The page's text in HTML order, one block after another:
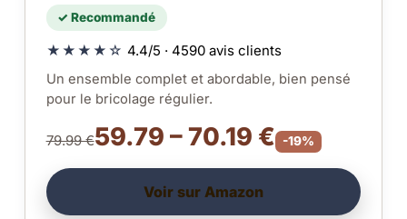
✓ Recommandé
★★★★☆ 4.4/5 · 4590 avis clients
Un ensemble complet et abordable, bien pensé
pour le bricolage régulier.
79.99 €59.79 – 70.19 € -19%
Voir sur Amazon